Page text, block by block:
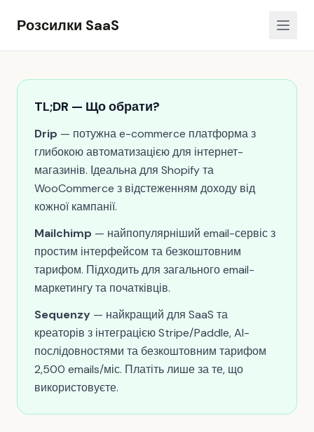
Розсилки SaaS
TL;DR — Що обрати?
Drip — потужна e-commerce платформа з
глибокою автоматизацією для інтернет-
магазинів. Ідеальна для Shopify та
WooCommerce з відстеженням доходу від
кожної кампанії.
Mailchimp — найпопулярніший email-сервіс з
простим інтерфейсом та безкоштовним
тарифом. Підходить для загального email-
маркетингу та початківців.
Sequenzy — найкращий для SaaS та
креаторів з інтеграцією Stripe/Paddle, AI-
послідовностями та безкоштовним тарифом
2,500 emails/міс. Платіть лише за те, що
використовуєте.